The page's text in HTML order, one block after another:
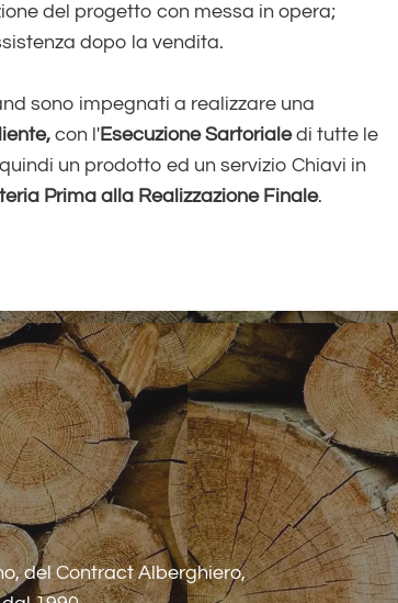
del progetto con messa in opera;
dopo la vendita.
sono impegnati a realizzare una
con l'Esecuzione Sartorialedi tutte le
un prodotto ed un servizio Chiavi in
Prima alla Realizzazione Finale.
del Contract Alberghiero,